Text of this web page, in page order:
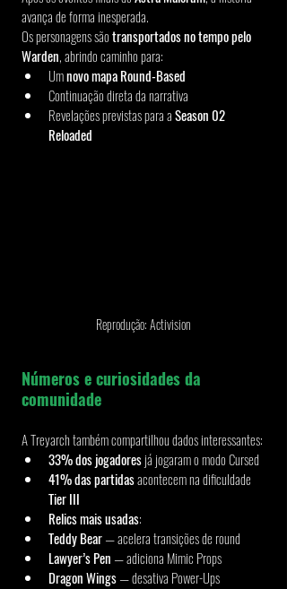
avança de forma inesperada.
Os personagens são transportados no tempo pelo
Warden, abrindo caminho para:
Um novo mapa Round-Based
Continuação direta da narrativa
Revelações previstas para a Season 02
Reloaded
Reprodução: Activision
Números e curiosidades da
comunidade
A Treyarch também compartilhou dados interessantes:
33% dos jogadores já jogaram o modo Cursed
41% das partidas acontecem na dificuldade
Tier III
Relics mais usadas:
Teddy Bear — acelera transições de round
Lawyer’s Pen — adiciona Mimic Props
Dragon Wings — desativa Power-Ups